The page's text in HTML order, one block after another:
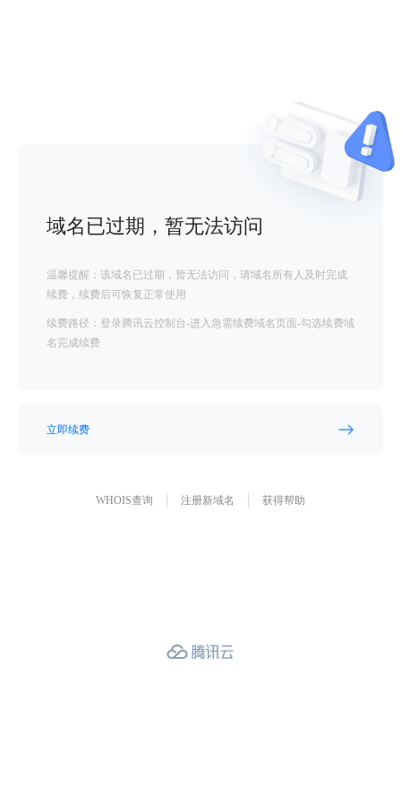
域名已过期，暂无法访问
温馨提醒：该域名已过期，暂无法访问，请域名所有人及时完成
续费，续费后可恢复正常使用
续费路径：登录腾讯云控制台-进入急需续费域名页面-勾选续费域
名完成续费
立即续费
WHOIS查询 注册新域名 获得帮助